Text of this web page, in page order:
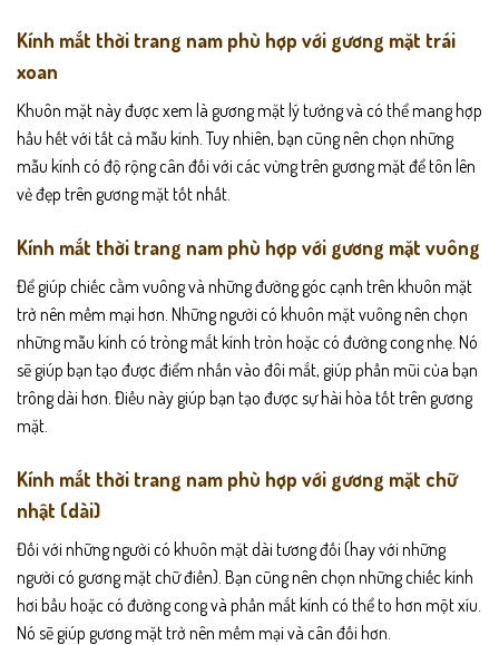
Kính mắt thời trang nam phù hợp với gương mặt trái
xoan
Khuôn mặt này được xem là gương mặt lý tưởng và có thể mang hợp
hầu hết với tất cả mẫu kính. Tuy nhiên, bạn cũng nên chọn những
mẫu kính có độ rộng cân đối với các vừng trên gương mặt để tôn lên
vẻ đẹp trên gương mặt tốt nhất.
Kính mắt thời trang nam phù hợp với gương mặt vuông
Để giúp chiếc cằm vuông và những đường góc cạnh trên khuôn mặt
trở nên mềm mại hơn. Những người có khuôn mặt vuông nên chọn
những mẫu kính có tròng mắt kính tròn hoặc có đường cong nhẹ. Nó
sẽ giúp bạn tạo được điểm nhấn vào đôi mắt, giúp phần mũi của bạn
trông dài hơn. Điều này giúp bạn tạo được sự hài hòa tốt trên gương
mặt.
Kính mắt thời trang nam phù hợp với gương mặt chữ
nhật (dài)
Đối với những người có khuôn mặt dài tương đối (hay với những
người có gương mặt chữ điền). Bạn cũng nên chọn những chiếc kính
hơi bầu hoặc có đường cong và phần mắt kính có thể to hơn một xíu.
Nó sẽ giúp gương mặt trở nên mềm mại và cân đối hơn.